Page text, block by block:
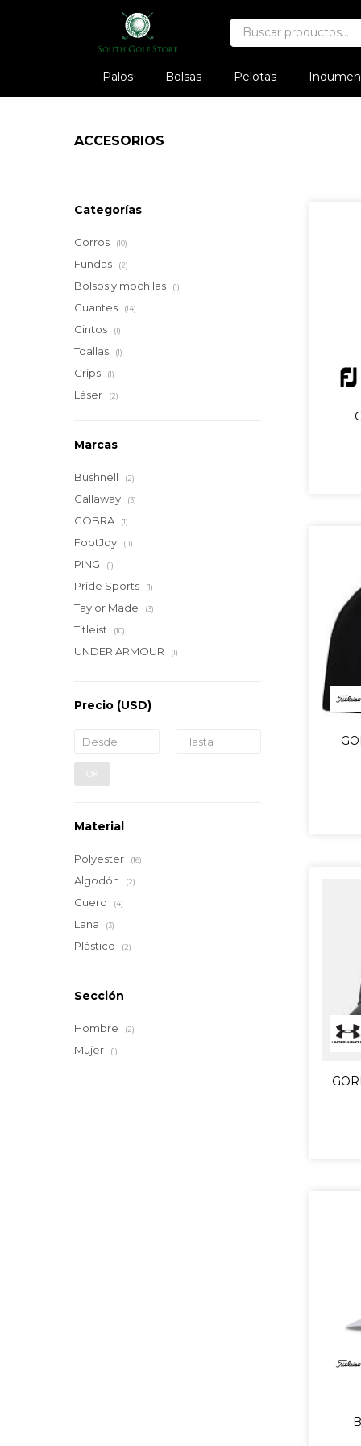
Palos Bolsas Pelotas
ACCESORIOS
Categorías
Gorros (10)
Fundas (2)
Bolsos y mochilas (1)
Guantes (14)
Cintos (1)
Toallas (1)
Grips (1)
Láser (2)
Marcas
Bushnell (2)
Callaway (3)
COBRA (1)
FootJoy (11)
PING (1)
Pride Sports (1)
Taylor Made (3)
Titleist (10)
UNDER ARMOUR (1)
Precio (USD)
OK
Material
Polyester (16)
Algodón (2)
Cuero (4)
Lana (3)
Plástico (2)
Sección
Hombre (2)
Mujer (1)